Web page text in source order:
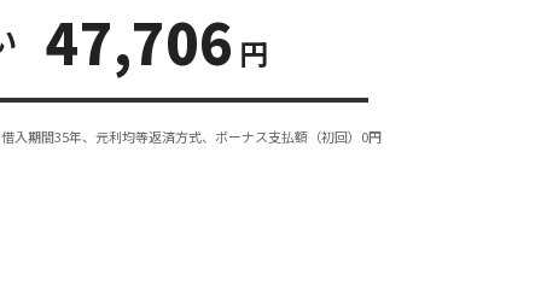
47,706 円
入期間35年、元利均等返済方式、ボーナス支払額（初回）0円